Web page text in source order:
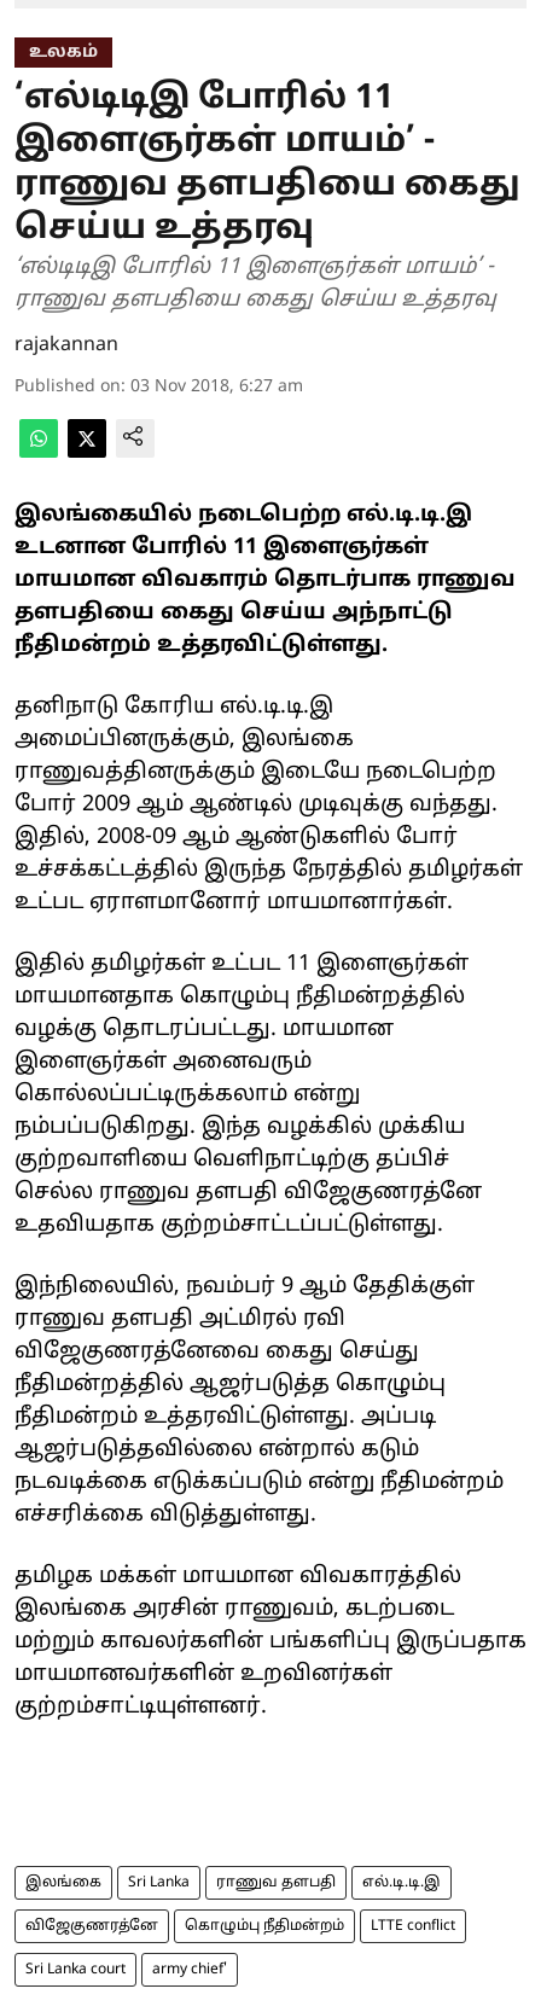
உலகம்
‘எல்டிடிஇ போரில் 11
இளைஞர்கள் மாயம்’ -
ராணுவ தளபதியை கைது
செய்ய உத்தரவு
‘எல்டிடிஇ போரில் 11 இளைஞர்கள் மாயம்’ -
ராணுவ தளபதியை கைது செய்ய உத்தரவு
rajakannan
Published on: 03 Nov 2018, 6:27 am
இலங்கையில் நடைபெற்ற எல்.டி.டி.இ
உடனான போரில் 11 இளைஞர்கள்
மாயமான விவகாரம் தொடர்பாக ராணுவ
தளபதியை கைது செய்ய அந்நாட்டு
நீதிமன்றம் உத்தரவிட்டுள்ளது.
தனிநாடு கோரிய எல்.டி.டி.இ
அமைப்பினருக்கும், இலங்கை
ராணுவத்தினருக்கும் இடையே நடைபெற்ற
போர் 2009 ஆம் ஆண்டில் முடிவுக்கு வந்தது.
இதில், 2008-09 ஆம் ஆண்டுகளில் போர்
உச்சக்கட்டத்தில் இருந்த நேரத்தில் தமிழர்கள்
உட்பட ஏராளமானோர் மாயமானார்கள்.
இதில் தமிழர்கள் உட்பட 11 இளைஞர்கள்
மாயமானதாக கொழும்பு நீதிமன்றத்தில்
வழக்கு தொடரப்பட்டது. மாயமான
இளைஞர்கள் அனைவரும்
கொல்லப்பட்டிருக்கலாம் என்று
நம்பப்படுகிறது. இந்த வழக்கில் முக்கிய
குற்றவாளியை வெளிநாட்டிற்கு தப்பிச்
செல்ல ராணுவ தளபதி விஜேகுணரத்னே
உதவியதாக குற்றம்சாட்டப்பட்டுள்ளது.
இந்நிலையில், நவம்பர் 9 ஆம் தேதிக்குள்
ராணுவ தளபதி அட்மிரல் ரவி
விஜேகுணரத்னேவை கைது செய்து
நீதிமன்றத்தில் ஆஜர்படுத்த கொழும்பு
நீதிமன்றம் உத்தரவிட்டுள்ளது. அப்படி
ஆஜர்படுத்தவில்லை என்றால் கடும்
நடவடிக்கை எடுக்கப்படும் என்று நீதிமன்றம்
எச்சரிக்கை விடுத்துள்ளது.
தமிழக மக்கள் மாயமான விவகாரத்தில்
இலங்கை அரசின் ராணுவம், கடற்படை
மற்றும் காவலர்களின் பங்களிப்பு இருப்பதாக
மாயமானவர்களின் உறவினர்கள்
குற்றம்சாட்டியுள்ளனர்.
இலங்கை Sri Lanka ராணுவ தளபதி எல்.டி.டி.இ
விஜேகுணரத்னே கொழும்பு நீதிமன்றம் LTTE conflict
Sri Lanka court army chief'